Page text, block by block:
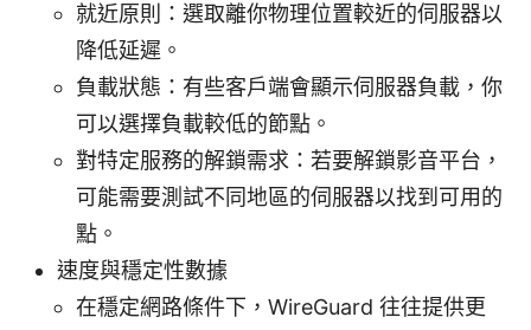
就近原則：選取離你物理位置較近的伺服器以
降低延遲。
負載狀態：有些客戶端會顯示伺服器負載，你
可以選擇負載較低的節點。
對特定服務的解鎖需求：若要解鎖影音平台，
可能需要測試不同地區的伺服器以找到可用的
點。
速度與穩定性數據
在穩定網路條件下，WireGuard 往往提供更